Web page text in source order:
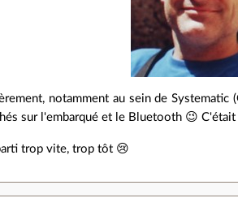
notamment au sein de Systematic
sur l'embarqué et le Bluetooth 😉
trop vite, trop tôt 😢